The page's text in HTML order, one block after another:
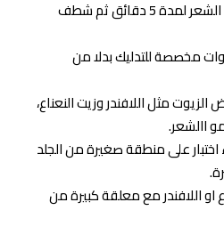
يمكن التدليك برفق أثناء غسل الشعر لمدة 5 دقائق ثم شطف
مخصصة للتدليك بدلا من
مثل اللافندر وزيت النعناع،
االشعر.
على منطقة صغيرة من الجلد
او اللافندر مع معلقة كبيرة من